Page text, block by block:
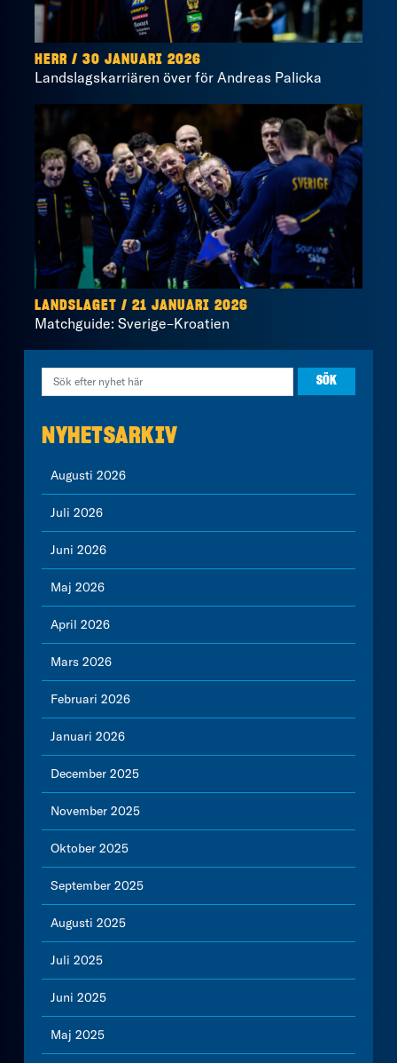
HERR / 30 JANUARI 2026
Landslagskarriären över för Andreas Palicka
LANDSLAGET / 21 JANUARI 2026
Matchguide: Sverige–Kroatien
NYHETSARKIV
Augusti 2026
Juli 2026
Juni 2026
Maj 2026
April 2026
Mars 2026
Februari 2026
Januari 2026
December 2025
November 2025
Oktober 2025
September 2025
Augusti 2025
Juli 2025
Juni 2025
Maj 2025